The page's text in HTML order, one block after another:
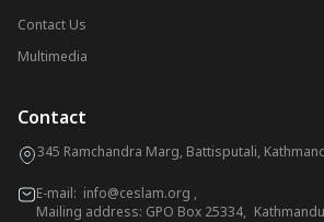
Contact Us
Multimedia
Contact
345 Ramchandra Marg, Battisputali,
E-mail: info@ceslam.org ,
Mailing address: GPO Box 25334,